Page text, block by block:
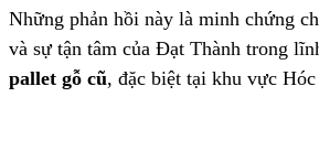
Những phản hồi này là minh chứng
và sự tận tâm của Đạt Thành trong
pallet gỗ cũ, đặc biệt tại khu vực